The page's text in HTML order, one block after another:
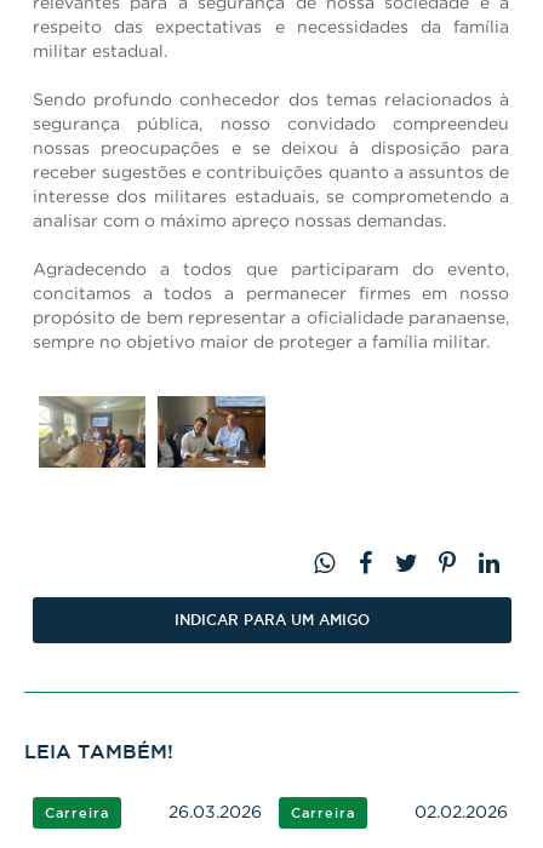
respeito das expectativas e necessidades da família
militar estadual.
Sendo profundo conhecedor dos temas relacionados à
segurança pública, nosso convidado compreendeu
nossas preocupações e se deixou à disposição para
receber sugestões e contribuições quanto a assuntos de
interesse dos militares estaduais, se comprometendo a
analisar com o máximo apreço nossas demandas.
Agradecendo a todos que participaram do evento,
concitamos a todos a permanecer firmes em nosso
propósito de bem representar a oficialidade paranaense,
sempre no objetivo maior de proteger a família militar.
INDICAR PARA UM AMIGO
LEIA TAMBÉM!
Carreira 26.03.2026 Carreira 02.02.2026